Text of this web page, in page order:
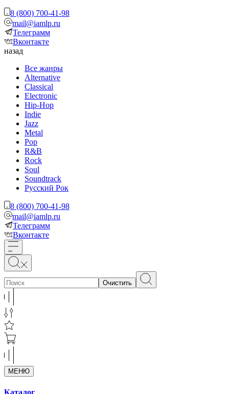
8 (800) 700-41-98
mail@iamlp.ru
Телеграмм
Вконтакте
назад
Все жанры
Alternative
Classical
Electronic
Hip-Hop
Indie
Jazz
Metal
Pop
R&B
Rock
Soul
Soundtrack
Русский Рок
8 (800) 700-41-98
mail@iamlp.ru
Телеграмм
Вконтакте
Очистить
МЕНЮ
Каталог